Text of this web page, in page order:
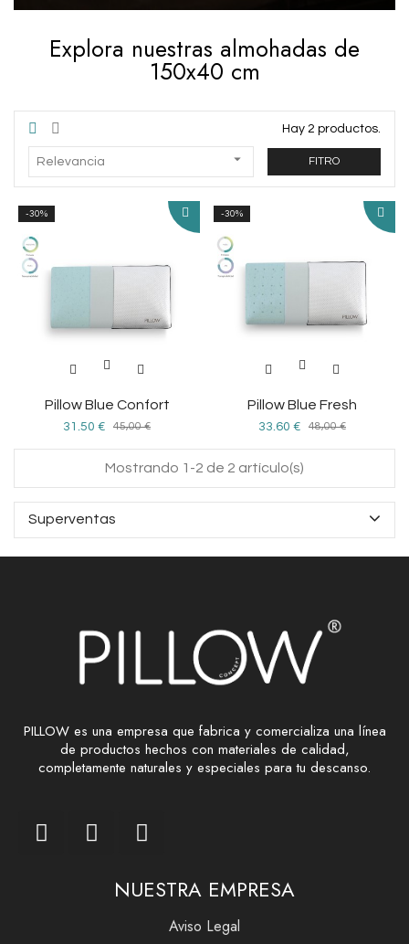
Explora nuestras almohadas de
150x40 cm
Hay 2 productos.
Relevancia  FITRO
-30%
Pillow Blue Confort
Precio
31,50 €
Precio
45,00 €
-30%
Pillow Blue Fresh
Precio
33,60 €
Precio
48,00 €
Mostrando 1-2 de 2 artículo(s)
Superventas
PILLOW es una empresa que fabrica y comercializa una línea
de productos hechos con materiales de calidad,
completamente naturales y especiales para tu descanso.
NUESTRA EMPRESA
Aviso Legal